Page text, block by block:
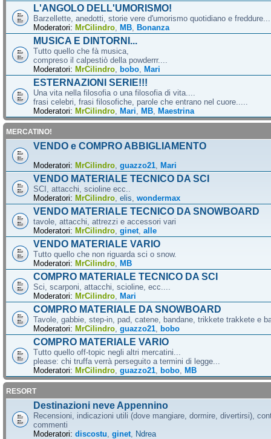
L'ANGOLO DELL'UMORISMO!
Barzellette, anedotti, storie vere d'umorismo quotidiano e
Moderatori: MrCilindro MB Bonanza
MUSICA E DINTORNI...
Tutto quello che fà musica,
compreso il calpestiò della powderrr....
Moderatori: MrCilindro bobo Mari
ESTERNAZIONI SERIE!!!
Una vita nella filosofia o una filosofia di vita....
frasi celebri, frasi filosofiche, parole che entrano nel cuore.....
Moderatori: MrCilindro Mari MB Maestrina
MERCATINO!
VENDO e COMPRO ABBIGLIAMENTO
Moderatori: MrCilindro guazzo21 Mari
VENDO MATERIALE TECNICO DA SCI
SCI, attacchi, scioline ecc..
Moderatori: MrCilindro elis wondermax
VENDO MATERIALE TECNICO DA SNOWBOARD
tavole, attacchi, attrezzi e accessori vari
Moderatori: MrCilindro ginet alle
VENDO MATERIALE VARIO
Tutto quello che non riguarda sci o snow.
Moderatori: MrCilindro MB
COMPRO MATERIALE TECNICO DA SCI
Sci, scarponi, attacchi, scioline, ecc....
Moderatori: MrCilindro Mari
COMPRO MATERIALE DA SNOWBOARD
Tavole, gabbie, step-in, pad, catene, bandane, trikkete trakkete e
Moderatori: MrCilindro guazzo21 bobo
COMPRO MATERIALE VARIO
Tutto quello off-topic negli altri mercatini...
please: chi truffa verrà perseguito a termini di legge...
Moderatori: MrCilindro guazzo21 bobo MB
RESORT
Destinazioni neve Appennino
Recensioni, indicazioni utili (dove mangiare, dormire, divertirsi),
commenti
Moderatori: discostu ginet Ndrea